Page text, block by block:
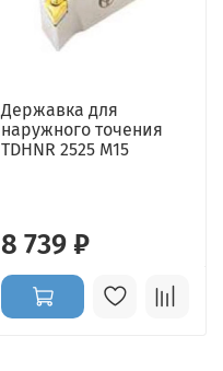
Державка для
наружного точения
TDHNR 2525 M15
8 739 ₽